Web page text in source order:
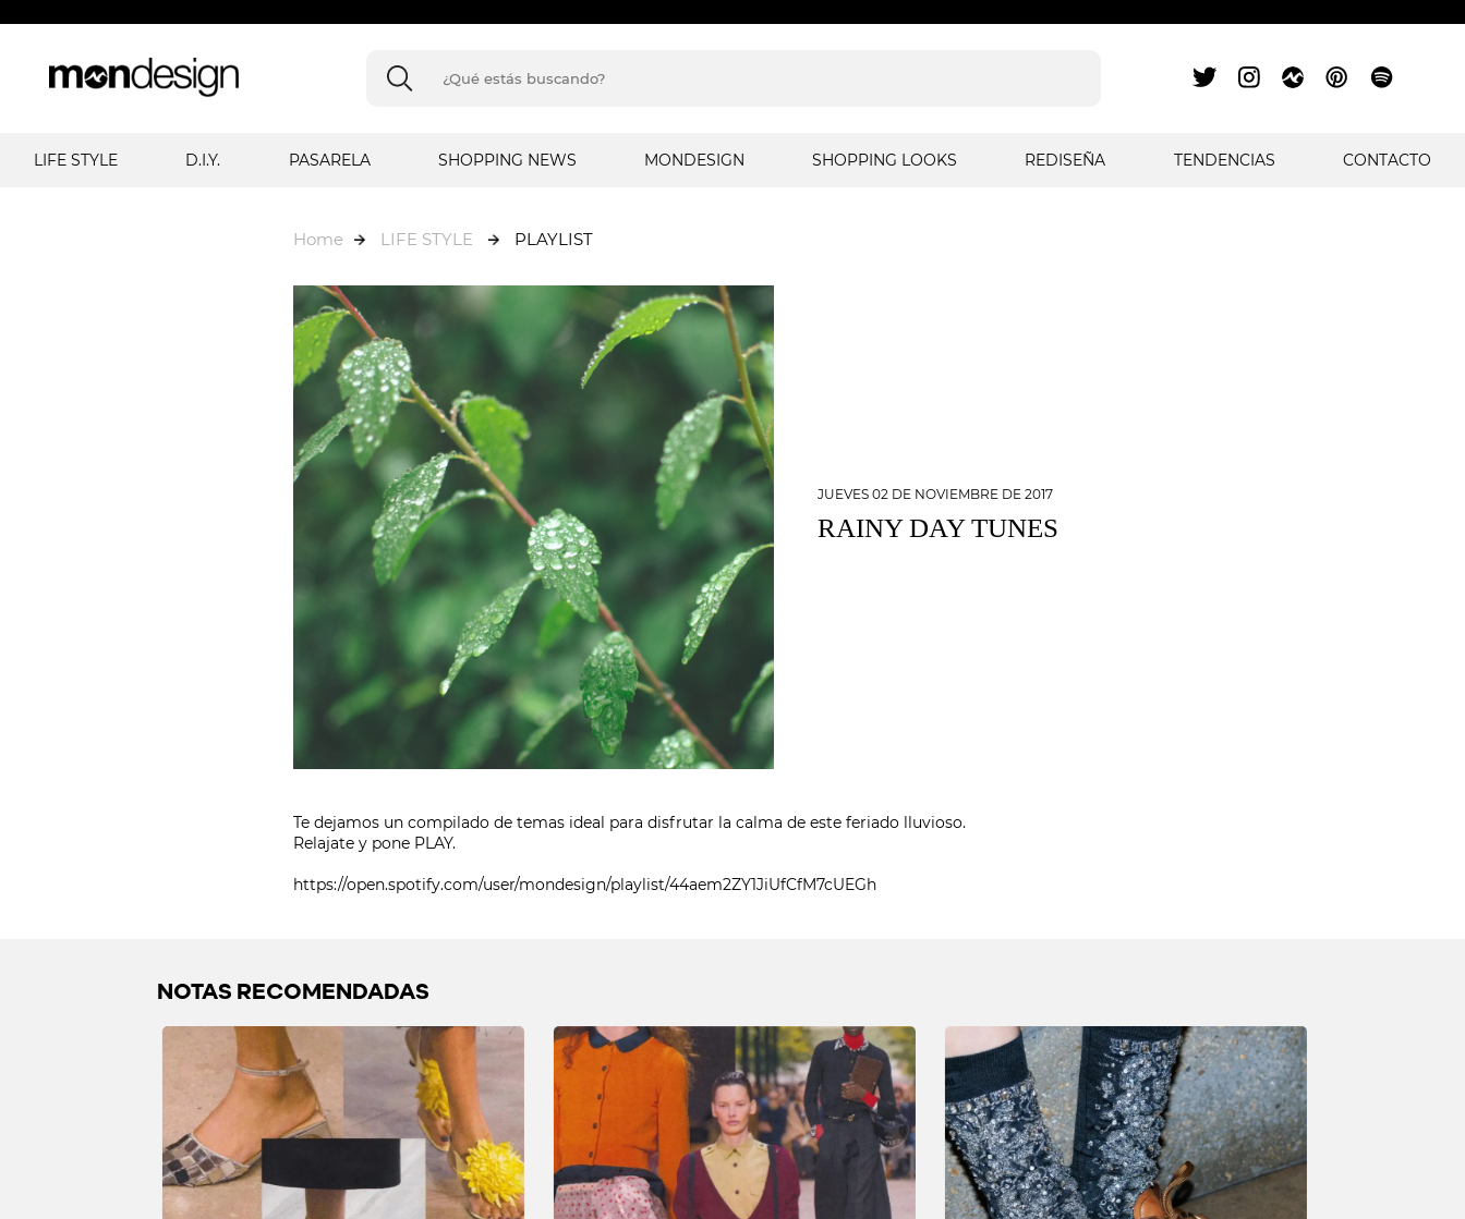
LIFE STYLE D.I.Y. PASARELA SHOPPING NEWS MONDESIGN SHOPPING LOOKS REDISEÑA TENDENCIAS CONTACTO
Home LIFE STYLE PLAYLIST
JUEVES 02 DE NOVIEMBRE DE 2017
RAINY DAY TUNES
Te dejamos un compilado de temas ideal para disfrutar la calma de este feriado lluvioso.
Relajate y pone PLAY.
https://open.spotify.com/user/mondesign/playlist/44aem2ZY1JiUfCfM7cUEGh
NOTAS RECOMENDADAS